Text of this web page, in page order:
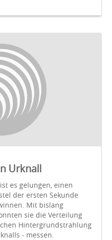
Urknall
es gelungen, einen
der ersten Sekunde
Mit bislang
sie die Verteilung
Hintergrundstrahlung
- messen.